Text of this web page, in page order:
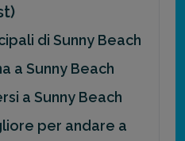
di Sunny Beach
a Sunny Beach
a Sunny Beach
per andare a